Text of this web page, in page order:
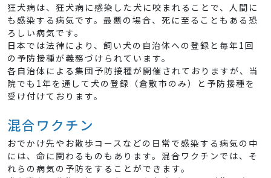
狂犬病は、狂犬病に感染した犬に咬まれることで、人間に
も感染する病気です。最悪の場合、死に至ることもある恐
ろしい病気です。
日本では法律により、飼い犬の自治体への登録と毎年1回
の予防接種が義務づけられています。
各自治体による集団予防接種が開催されておりますが、当
院でも1年を通して犬の登録（倉敷市のみ）と予防接種を
受け付けております。
混合ワクチン
おでかけ先やお散歩コースなどの日常で感染する病気の中
には、命に関わるものもあります。混合ワクチンでは、そ
れらの病気の予防をすることができます。